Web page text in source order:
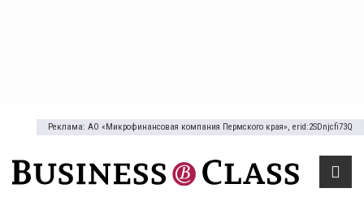
Реклама: АО «Микрофинансовая компания Пермского края», erid:2SDnjcfi73Q